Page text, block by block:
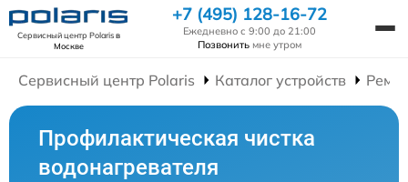
Сервисный центр Polarisв
Москве
+7 (495) 128-16-72
Ежедневно с 9:00 до 21:00
Позвонить мне утром
Сервисный центр Polaris Каталог устройств
Профилактическая чистка
водонагревателя